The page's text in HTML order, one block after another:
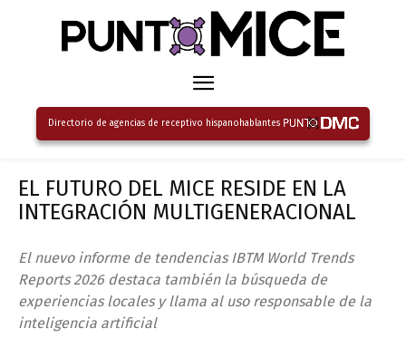
Directorio de agencias de receptivo hispanohablantes
EL FUTURO DEL MICE RESIDE EN LA
INTEGRACIÓN MULTIGENERACIONAL
El nuevo informe de tendencias IBTM World Trends
Reports 2026 destaca también la búsqueda de
experiencias locales y llama al uso responsable de la
inteligencia artificial